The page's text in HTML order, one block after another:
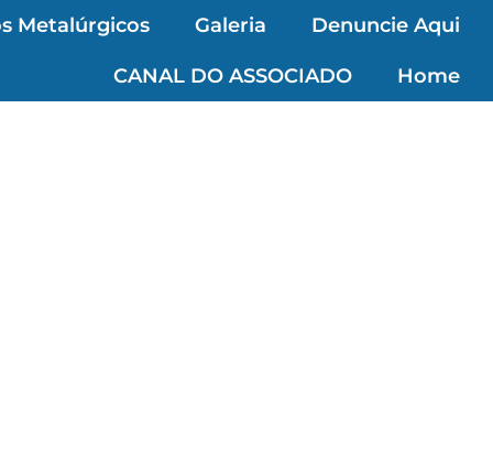
Metalúrgicos Galeria Denuncie Aqui
CANAL DO ASSOCIADO Home